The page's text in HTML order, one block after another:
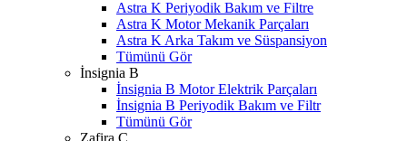
Astra K Periyodik Bakım ve Filtre
Astra K Motor Mekanik Parçaları
Astra K Arka Takım ve Süspansiyon
Tümünü Gör
İnsignia B
İnsignia B Motor Elektrik Parçaları
İnsignia B Periyodik Bakım ve Filtr
Tümünü Gör
Zafira C